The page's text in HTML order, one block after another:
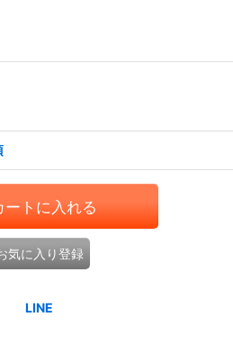
ートに入れる
気に入り登録